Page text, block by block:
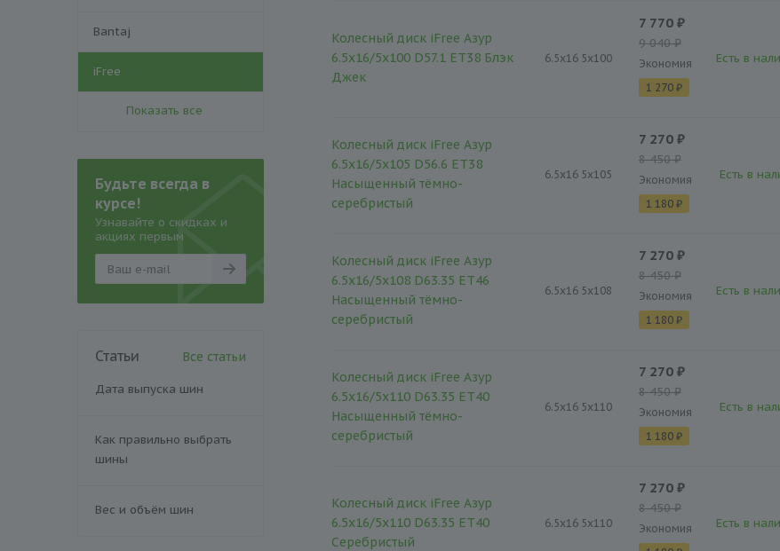
Колесный диск iFree Азур
6.5x16/5x100 D57.1 ET38 Блэк
Джек
6.5x16 5x100
7 770 ₽
9 040 ₽
Экономия
1 270 ₽
Есть в
Колесный диск iFree Азур
6.5x16/5x105 D56.6 ET38
Насыщенный тёмно-
серебристый
6.5x16 5x105
7 270 ₽
8 450 ₽
Экономия
1 180 ₽
Есть в
Колесный диск iFree Азур
6.5x16/5x108 D63.35 ET46
Насыщенный тёмно-
серебристый
6.5x16 5x108
7 270 ₽
8 450 ₽
Экономия
1 180 ₽
Есть в
Колесный диск iFree Азур
6.5x16/5x110 D63.35 ET40
Насыщенный тёмно-
серебристый
6.5x16 5x110
7 270 ₽
8 450 ₽
Экономия
1 180 ₽
Есть в
Колесный диск iFree Азур
6.5x16/5x110 D63.35 ET40
Серебристый
6.5x16 5x110
7 270 ₽
8 450 ₽
Экономия
Есть в
Bantaj
iFree
Показать все
Будьте всегда в
курсе!
Узнавайте о скидках и
акциях первым
Статьи Все статьи
Дата выпуска шин
Как правильно выбрать
шины
Вес и объём шин